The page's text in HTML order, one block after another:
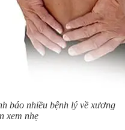
báo nhiều bệnh lý về xương
xem nhẹ